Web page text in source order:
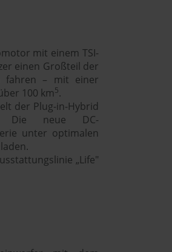
mit einem TSI-
einen Großteil der
fahren – mit einer
100 km5.
der Plug-in-Hybrid
Die neue DC-
unter optimalen
„Life"